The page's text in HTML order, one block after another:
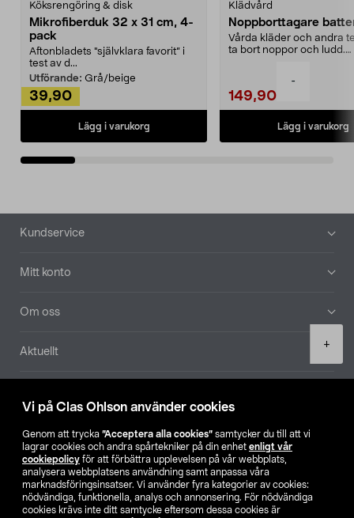
Vi på Clas Ohlson använder cookies
Genom att trycka ”Acceptera alla cookies” samtycker du till att vi
lagrar cookies och andra spårtekniker på din enhet enligt vår
cookiepolicy för att förbättra upplevelsen på vår webbplats,
analysera webbplatsens användning samt anpassa våra
marknadsföringsinsatser. Vi använder fyra kategorier av cookies:
nödvändiga, funktionella, analys och annonsering. För nödvändiga
cookies krävs inte ditt samtycke eftersom dessa cookies är
-
+
Köksrengöring & disk
Mikrofiberduk 32 x 31 cm, 4-
pack
Aftonbladets "självklara favorit” i
test av d...
Utförande: Grå/beige
39,90
Lägg i varukorg
Klädvård
Noppborttagare
Vårda kläder och andra
ta bort noppor och ludd.
149,90
Lägg i varukorg
Sidfot
Kundservice
Mitt konto
Om oss
Aktuellt
Hitta butik
SE NO FI